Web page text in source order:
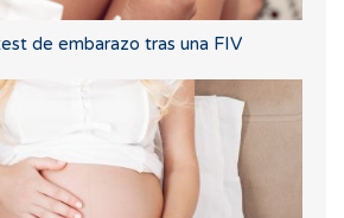
de embarazo tras una FIV